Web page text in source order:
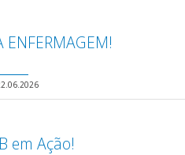
ENFERMAGEM!
em Ação!